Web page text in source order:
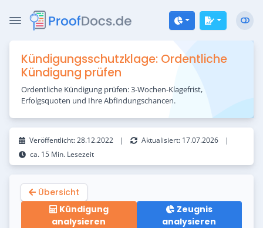
Kündigungsschutzklage: Ordentliche
Kündigung prüfen
Ordentliche Kündigung prüfen: 3-Wochen-Klagefrist,
Erfolgsquoten und Ihre Abfindungschancen.
Veröffentlicht:28.12.2022 | Aktualisiert: 17.07.2026
|
ca. 15 Min. Lesezeit
Übersicht
Kündigung
analysieren
Zeugnis
analysieren